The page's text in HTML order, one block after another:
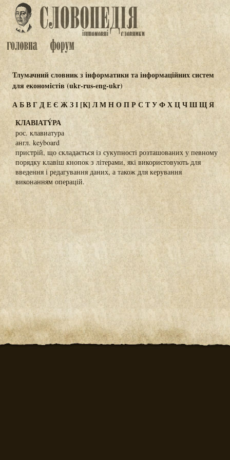
Тлумачний словник з інформатики та інформаційних систем
для економістів (ukr-rus-eng-ukr)
АБВГДЕЄ ЖЗІ [К] ЛМНОПРС ТУФХЦЧШЩЯ
КЛАВІАТÝРА
рос. клавиатура
англ. keyboard
пристрій, що складається із сукупності розташованих у певному
порядку клавіш кнопок з літерами, які використовують для
введення і редагування даних, а також для керування
виконанням операцій.